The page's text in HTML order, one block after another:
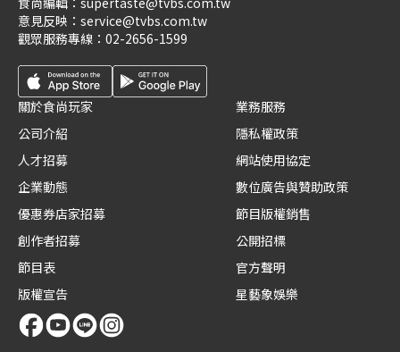
意見反映： service@tvbs.com.tw
觀眾服務專線： 02-2656-1599
關於食尚玩家
公司介紹
人才招募
企業動態
優惠券店家招募
創作者招募
節目表
版權宣告
業務服務
隱私權政策
網站使用協定
數位廣告與贊助政策
節目版權銷售
公開招標
官方聲明
星藝象娛樂